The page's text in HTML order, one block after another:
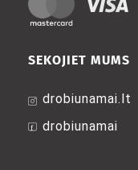
SEKOJIET MUMS
drobiunamai.lt
drobiunamai